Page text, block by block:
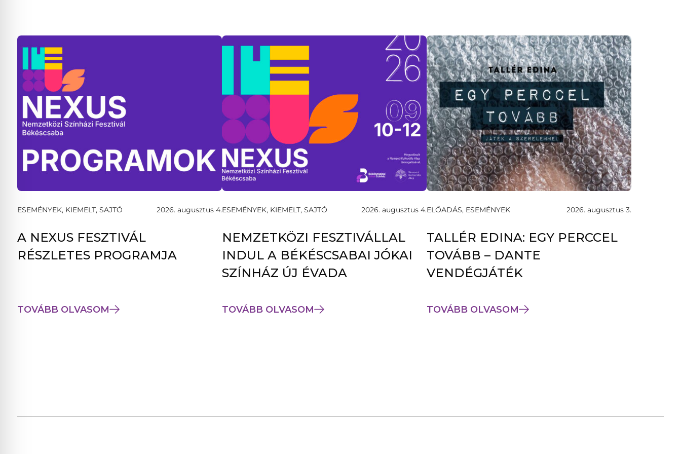
ESEMÉNYEK, KIEMELT, SAJTÓ 2026. augusztus 4.
A NEXUS FESZTIVÁL
RÉSZLETES PROGRAMJA
TOVÁBB OLVASOM
ESEMÉNYEK, KIEMELT, SAJTÓ 2026. augusztus 4.
NEMZETKÖZI FESZTIVÁLLAL
INDUL A BÉKÉSCSABAI JÓKAI
SZÍNHÁZ ÚJ ÉVADA
TOVÁBB OLVASOM
ELŐADÁS, ESEMÉNYEK 2026. augusztus 3.
TALLÉR EDINA: EGY PERCCEL
TOVÁBB – DANTE
VENDÉGJÁTÉK
TOVÁBB OLVASOM